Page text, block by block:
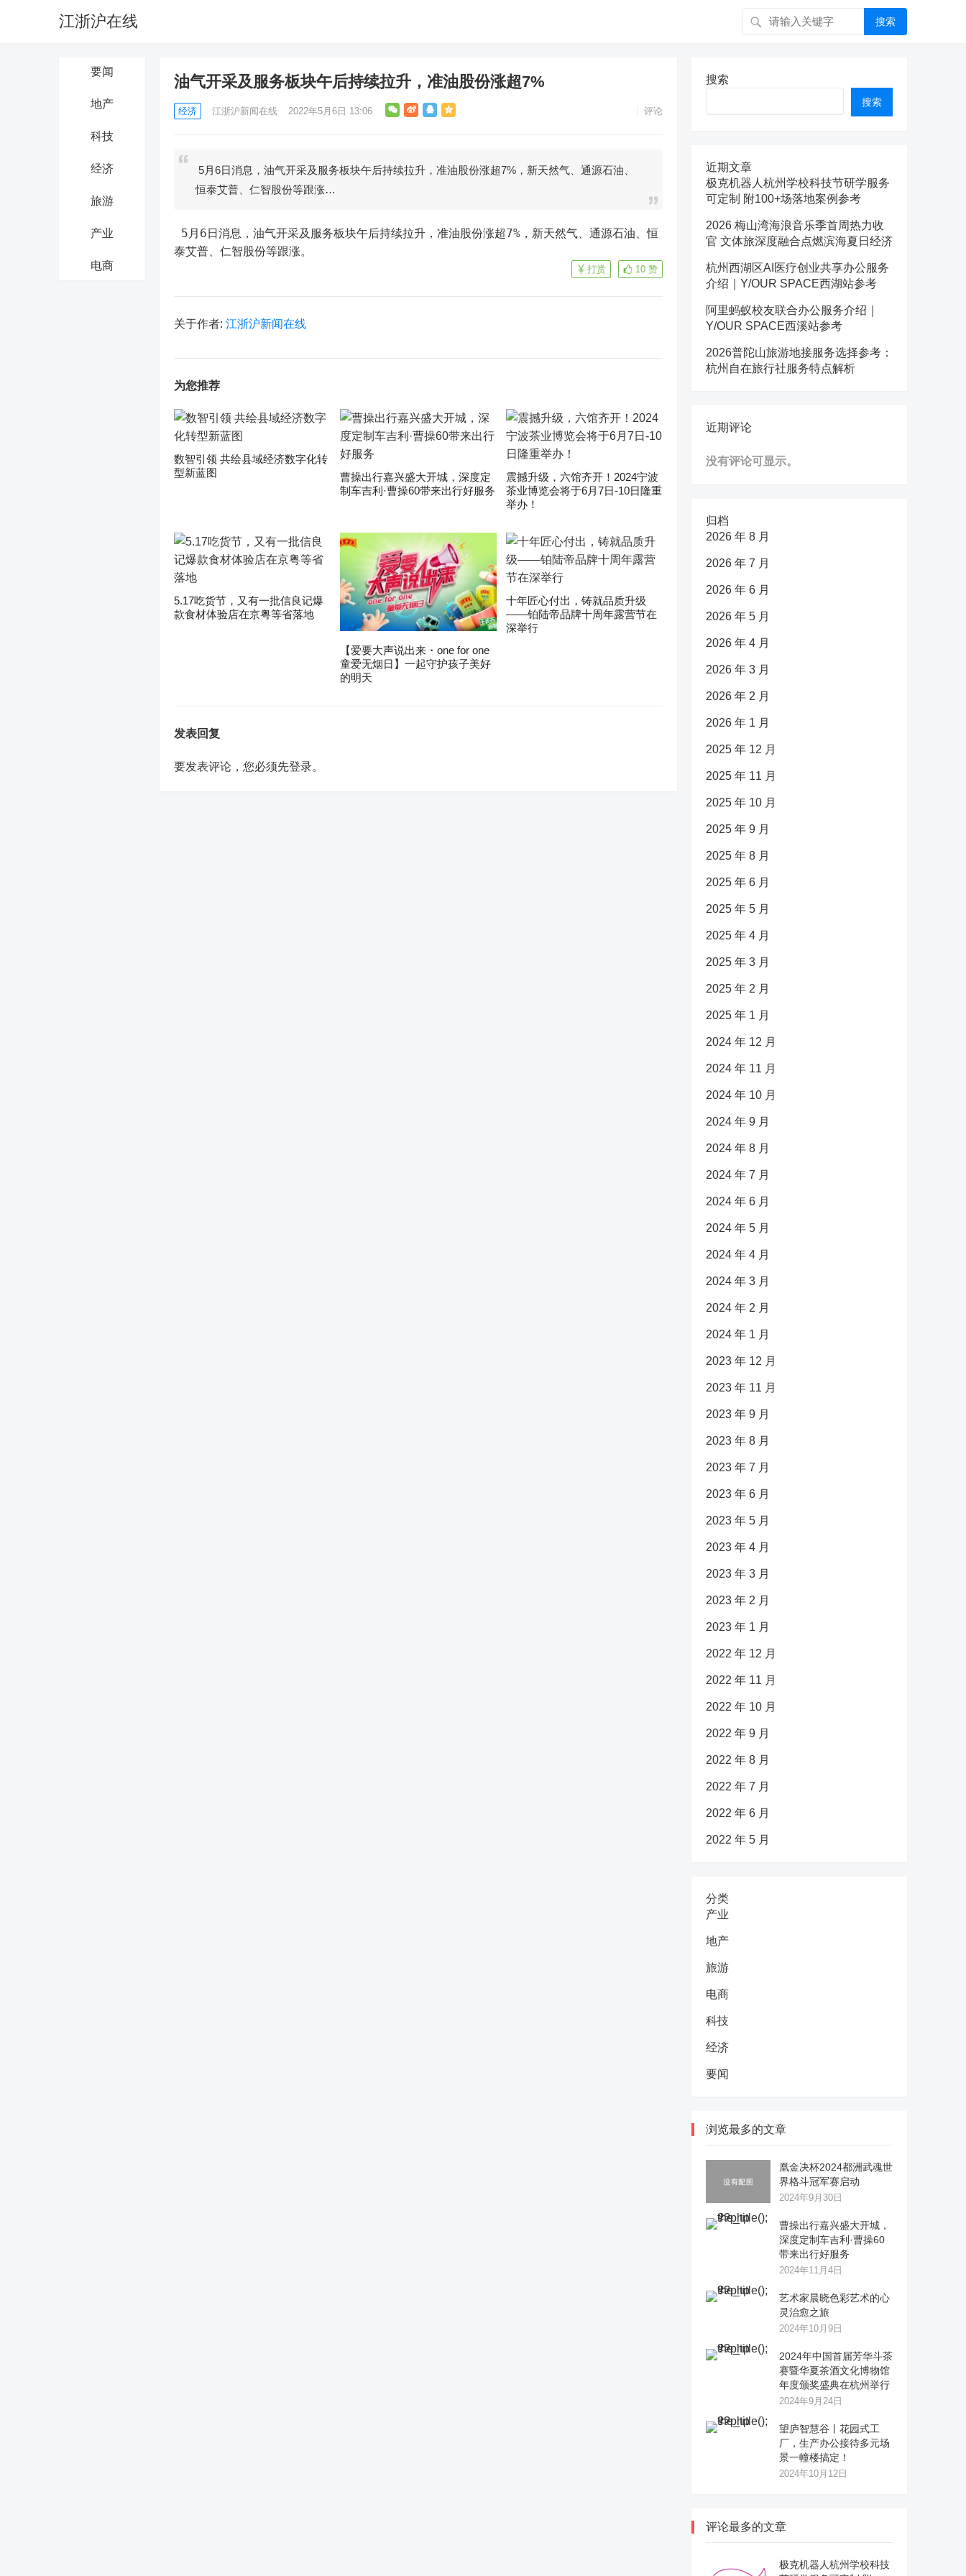
江浙沪在线 搜索
要闻
地产
科技
经济
旅游
产业
电商
油气开采及服务板块午后持续拉升，准油股份涨超7%
经济 江浙沪新闻在线 2022年5月6日 13:06 评论
5月6日消息，油气开采及服务板块午后持续拉升，准油股份涨超7%，新天然气、通源石油、
恒泰艾普、仁智股份等跟涨…
5月6日消息，油气开采及服务板块午后持续拉升，准油股份涨超7%，新天然气、通源石油、恒
泰艾普、仁智股份等跟涨。
10 赞
打赏
关于作者: 江浙沪新闻在线
为您推荐
数智引领 共绘县域经济数字化转
型新蓝图
曹操出行嘉兴盛大开城，深度定
制车吉利·曹操60带来出行好服务
震撼升级，六馆齐开！2024宁波
茶业博览会将于6月7日-10日隆重
举办！
5.17吃货节，又有一批信良记爆
款食材体验店在京粤等省落地
【爱要大声说出来・one for one
童爱无烟日】一起守护孩子美好
的明天
十年匠心付出，铸就品质升级
——铂陆帝品牌十周年露营节在
深举行
发表回复
要发表评论，您必须先登录。
搜索
搜索
近期文章
极克机器人杭州学校科技节研学服务
可定制 附100+场落地案例参考
2026 梅山湾海浪音乐季首周热力收
官 文体旅深度融合点燃滨海夏日经济
杭州西湖区AI医疗创业共享办公服务
介绍｜Y/OUR SPACE西湖站参考
阿里蚂蚁校友联合办公服务介绍｜
Y/OUR SPACE西溪站参考
2026普陀山旅游地接服务选择参考：
杭州自在旅行社服务特点解析
近期评论
没有评论可显示。
归档
2026 年 8 月
2026 年 7 月
2026 年 6 月
2026 年 5 月
2026 年 4 月
2026 年 3 月
2026 年 2 月
2026 年 1 月
2025 年 12 月
2025 年 11 月
2025 年 10 月
2025 年 9 月
2025 年 8 月
2025 年 6 月
2025 年 5 月
2025 年 4 月
2025 年 3 月
2025 年 2 月
2025 年 1 月
2024 年 12 月
2024 年 11 月
2024 年 10 月
2024 年 9 月
2024 年 8 月
2024 年 7 月
2024 年 6 月
2024 年 5 月
2024 年 4 月
2024 年 3 月
2024 年 2 月
2024 年 1 月
2023 年 12 月
2023 年 11 月
2023 年 9 月
2023 年 8 月
2023 年 7 月
2023 年 6 月
2023 年 5 月
2023 年 4 月
2023 年 3 月
2023 年 2 月
2023 年 1 月
2022 年 12 月
2022 年 11 月
2022 年 10 月
2022 年 9 月
2022 年 8 月
2022 年 7 月
2022 年 6 月
2022 年 5 月
分类
产业
地产
旅游
电商
科技
经济
要闻
浏览最多的文章
凰金决杯2024都洲武魂世
界格斗冠军赛启动
2024年9月30日
曹操出行嘉兴盛大开城，
深度定制车吉利·曹操60
带来出行好服务
2024年11月4日
艺术家晨晓色彩艺术的心
灵治愈之旅
2024年10月9日
2024年中国首届芳华斗茶
赛暨华夏茶酒文化博物馆
年度颁奖盛典在杭州举行
2024年9月24日
望庐智慧谷丨花园式工
厂，生产办公接待多元场
景一幢楼搞定！
2024年10月12日
评论最多的文章
极克机器人杭州学校科技